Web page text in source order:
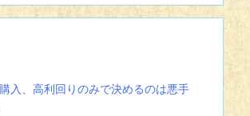
入、高利回りのみで決めるのは悪手